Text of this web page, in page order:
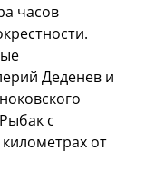
часов
Деденев и
с
от